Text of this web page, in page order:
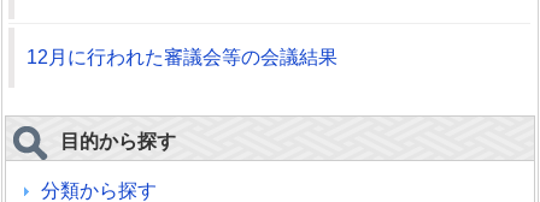
12月に行われた審議会等の会議結果
目的から探す
分類から探す